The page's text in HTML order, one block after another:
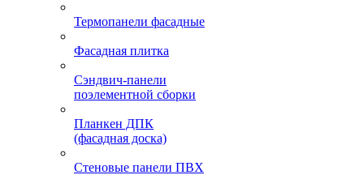
Термопанели фасадные
Фасадная плитка
Сэндвич-панели
поэлементной сборки
Планкен ДПК
(фасадная доска)
Стеновые панели ПВХ